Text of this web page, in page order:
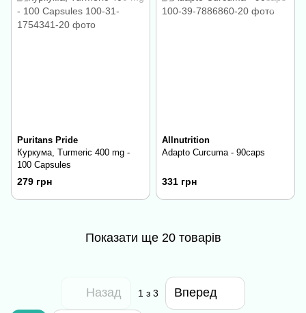
Puritans Pride
Куркума, Turmeric 400 mg -
100 Capsules
279 грн
Allnutrition
Adapto Curcuma - 90caps
331 грн
Показати ще 20 товарів
Назад 1 з 3 Вперед